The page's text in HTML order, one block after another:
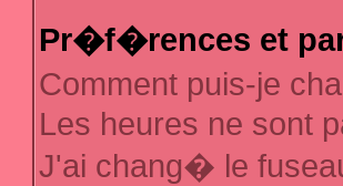
Pr�f�rences et
Comment puis-je
Les heures ne sont
J'ai chang� le